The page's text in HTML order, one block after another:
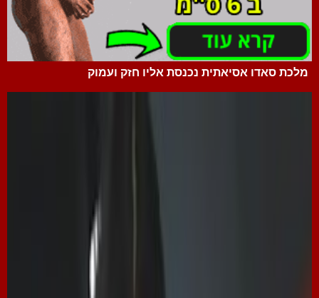
מלכת סאדו אסיאתית נכנסת אליו חזק ועמוק